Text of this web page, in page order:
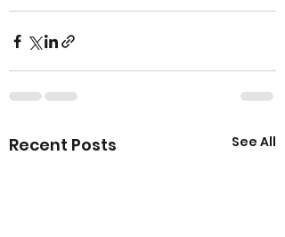
Recent Posts See All